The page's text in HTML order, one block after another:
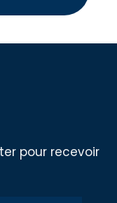
pour recevoir